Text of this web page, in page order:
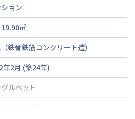
ョン
19.90㎡
鉄骨鉄筋コンクリート造）
年2月 (築24年)
ルベッド